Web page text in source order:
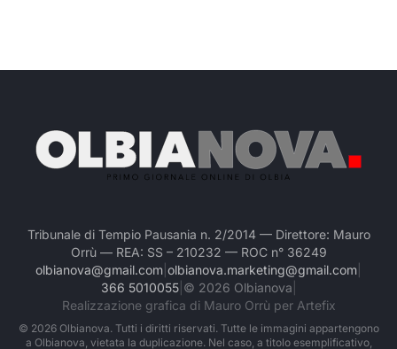
Tribunale di Tempio Pausania n. 2/2014 — Direttore: Mauro
Orrù — REA: SS – 210232 — ROC n° 36249
olbianova@gmail.com olbianova.marketing@gmail.com
366 5010055| © 2026 Olbianova
Realizzazione grafica di Mauro Orrù per Artefix
© 2026Olbianova. Tutti i diritti riservati. Tutte le immagini appartengono
a Olbianova, vietata la duplicazione. Nel caso, a titolo esemplificativo,